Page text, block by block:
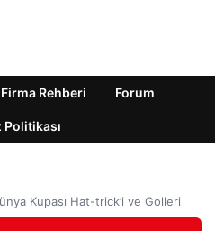
Firma Rehberi Forum
Politikası
Kupası Hat-trick’i ve Golleri